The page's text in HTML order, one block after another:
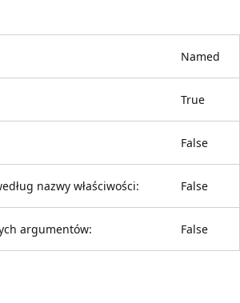
Named
True
False
nazwy właściwości: False
argumentów: False